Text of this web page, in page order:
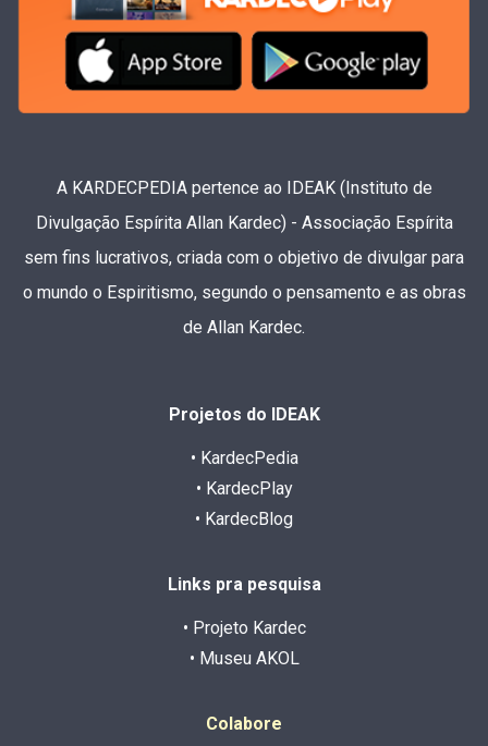
A KARDECPEDIA pertence ao IDEAK (Instituto de
Divulgação Espírita Allan Kardec) - Associação Espírita
sem fins lucrativos, criada com o objetivo de divulgar para
o mundo o Espiritismo, segundo o pensamento e as obras
de Allan Kardec.
Projetos do IDEAK
• KardecPedia
• KardecPlay
• KardecBlog
Links pra pesquisa
• Projeto Kardec
• Museu AKOL
Colabore